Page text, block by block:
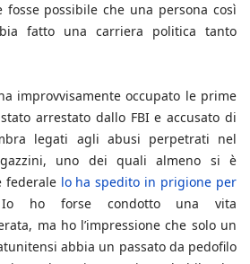
fosse possibile che una persona così
fatto una carriera politica tanto
improvvisamente occupato le prime
arrestato dallo FBI e accusato di
legati agli abusi perpetrati nel
uno dei quali almeno si è
federale lo ha spedito in prigione per
ho forse condotto una vita
ma ho l’impressione che solo un
abbia un passato da pedofilo